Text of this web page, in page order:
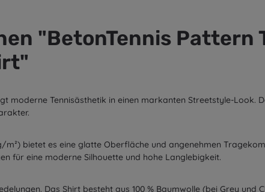
"BetonTennis Pattern
moderne Tennisästhetik in einen markanten Streetstyle-
bietet es eine glatte Oberfläche und angenehmen
für eine moderne Silhouette und hohe Langlebigkeit.
Das Shirt besteht aus 100 % Baumwolle (bei Grey und